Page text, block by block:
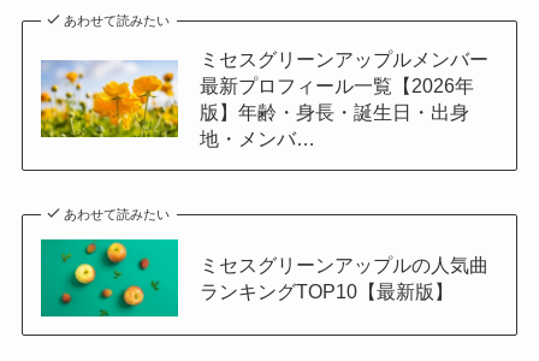
あわせて読みたい
ミセスグリーンアップルメンバー
最新プロフィール一覧【2026年
版】年齢・身長・誕生日・出身
地・メンバ…
あわせて読みたい
ミセスグリーンアップルの人気曲
ランキングTOP10【最新版】